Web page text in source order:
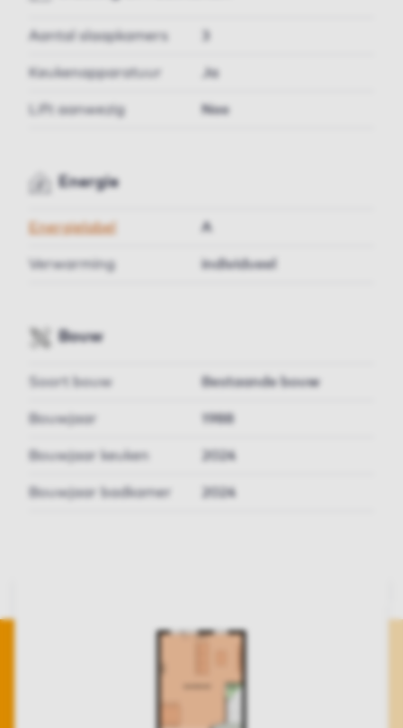
Aantal slaapkamers
Keukenapparatuur Ja
Lift aanwezig Nee
Energie
Energielabel A
Verwarming individueel
Bouw
Soort bouw Bestaande bouw
Bouwjaar 1988
Bouwjaar keuken 2024
Bouwjaar badkamer 2024